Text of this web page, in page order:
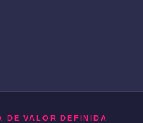
DE VALOR DEFINIDA